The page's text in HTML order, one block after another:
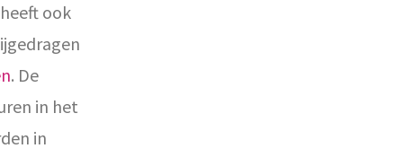
ook
. De
in het
in